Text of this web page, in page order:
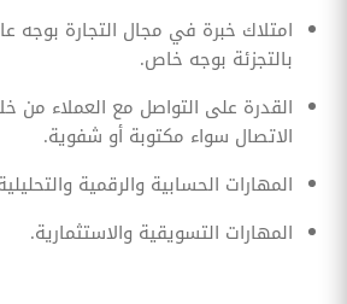
امتلاك خبرة في مجال التجارة بوجه
بالتجزئة بوجه خاص.
القدرة على التواصل مع العملاء من
الاتصال سواء مكتوبة أو شفوية.
المهارات الحسابية والرقمية
المهارات التسويقية والاستثمارية.